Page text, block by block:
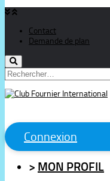
Contact
Demande de plan
Rechercher :
Connexion
> MON PROFIL